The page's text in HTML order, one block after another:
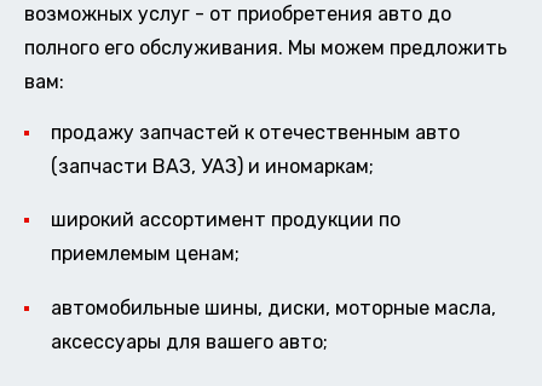
возможных услуг - от приобретения авто до
полного его обслуживания. Мы можем предложить
вам:
продажу запчастей к отечественным авто
(запчасти ВАЗ, УАЗ) и иномаркам;
широкий ассортимент продукции по
приемлемым ценам;
автомобильные шины, диски, моторные масла,
аксессуары для вашего авто;